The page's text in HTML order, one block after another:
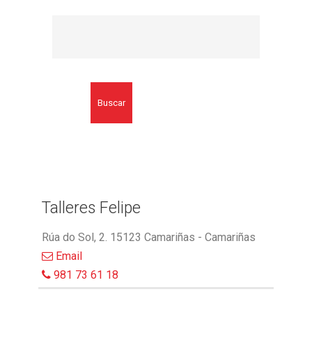
Buscar
Talleres Felipe
Rúa do Sol, 2. 15123 Camariñas - Camariñas
Email
981 73 61 18